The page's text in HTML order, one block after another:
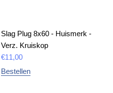
Slag Plug 8x60 - Huismerk -
Verz. Kruiskop
€11,00
Bestellen